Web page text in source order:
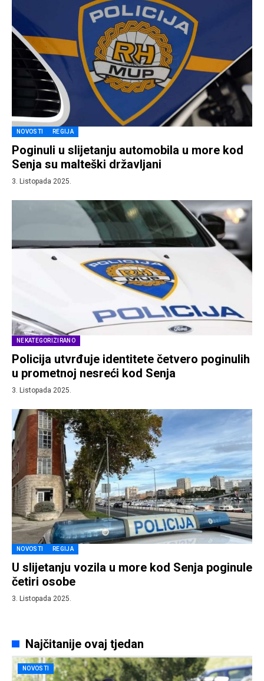
NOVOSTI REGIJA
Poginuli u slijetanju automobila u more kod
Senja su malteški državljani
3. Listopada 2025.
NEKATEGORIZIRANO
Policija utvrđuje identitete četvero poginulih
u prometnoj nesreći kod Senja
3. Listopada 2025.
NOVOSTI REGIJA
U slijetanju vozila u more kod Senja poginule
četiri osobe
3. Listopada 2025.
Najčitanije ovaj tjedan
NOVOSTI